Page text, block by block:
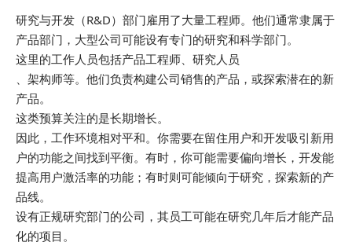
研究与开发（R&D）部门雇用了大量工程师。他们通常隶属于
产品部门，大型公司可能设有专门的研究和科学部门。
这里的工作人员包括产品工程师、研究人员
、架构师等。他们负责构建公司销售的产品，或探索潜在的新
产品。
这类预算关注的是长期增长。
因此，工作环境相对平和。你需要在留住用户和开发吸引新用
户的功能之间找到平衡。有时，你可能需要偏向增长，开发能
提高用户激活率的功能；有时则可能倾向于研究，探索新的产
品线。
设有正规研究部门的公司，其员工可能在研究几年后才能产品
化的项目。